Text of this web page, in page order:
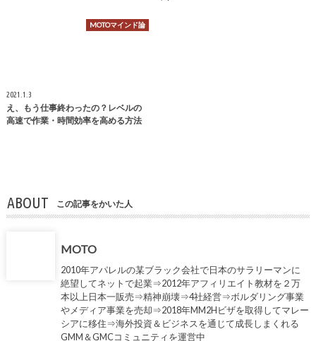
MOTOマインド論
2021.1.3
え、もう仕事終わったの？レベルの
高速で作業・時間効率を高める方法
ABOUT この記事をかいた人
MOTO
2010年アパレルの某ブラック会社で日本のサラリーマンに
絶望してネットで起業⇒2012年アフィリエイト教材を２万
本以上日本一販売⇒精神崩壊⇒4社経営⇒ボルダリング事業
やメディア事業を売却⇒2018年MM2Hビザを取得してマレー
シアに移住⇒海外投資＆ビジネスを通じて成長しまくれる
GMM＆GMCコミュニティを運営中